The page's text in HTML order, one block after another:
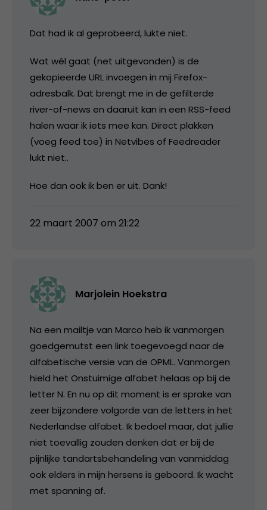
Dat had ik al geprobeerd, lukte niet.
Wat wél gaat (net uitgevonden) is de
gekopieerde URL invoegen in mij Firefox-
adresbalk. Dat brengt me in de gefilterde
river-of-news en daaruit kan in een RSS-feed
halen waar ik iets mee kan. Direct plakken
(voeg feed toe) in Netvibes of Feedreader
lukt niet..
Hoe dan ook ik ben er uit. Dank!
22 maart 2007 om 21:22
Marjolein Hoekstra
Na een mailtje van Marco heb ik vanmorgen
goedgemutst een link toegevoegd naar de
alfabetische versie van de OPML. Vanmorgen
hield het Onstuimige alfabet helaas op bij de
letter N. En nu op dit moment is er sprake van
zeer bijzondere volgorde van de letters in het
Nederlandse alfabet. Ik bedoel maar, dat jullie
niet toevallig zouden denken dat er bij de
pijnlijke tandartsbehandeling van vanmiddag
ook elders in mijn hersens is geboord. Ik wacht
met spanning af.